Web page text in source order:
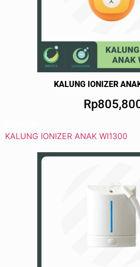
KALUNG IONIZER
KALUNG IONIZER ANAK WI1300